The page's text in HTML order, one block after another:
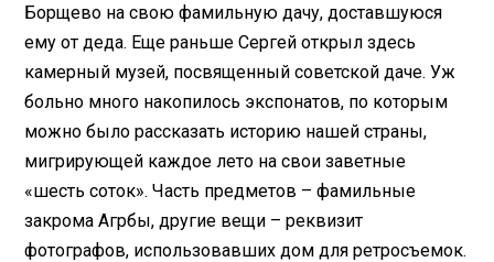
Борщево на свою фамильную дачу, доставшуюся
ему от деда. Еще раньше Сергей открыл здесь
камерный музей, посвященный советской даче. Уж
больно много накопилось экспонатов, по которым
можно было рассказать историю нашей страны,
мигрирующей каждое лето на свои заветные
«шесть соток». Часть предметов – фамильные
закрома Агрбы, другие вещи – реквизит
фотографов, использовавших дом для ретросъемок.